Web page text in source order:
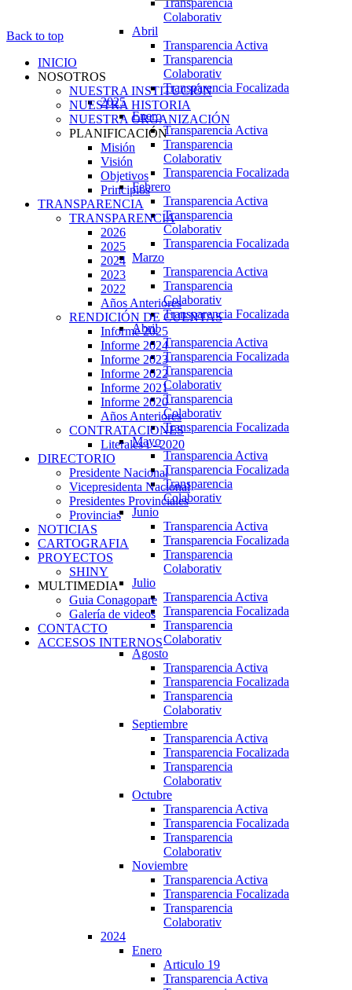
Transparencia
Colaborativ
Abril
Transparencia Activa
Transparencia
Colaborativ
Transparencia Focalizada
2025
Enero
Transparencia Activa
Transparencia
Colaborativ
Transparencia Focalizada
Febrero
Transparencia Activa
Transparencia
Colaborativ
Transparencia Focalizada
Marzo
Transparencia Activa
Transparencia
Colaborativ
Transparencia Focalizada
Abril
Transparencia Activa
Transparencia Focalizada
Transparencia
Colaborativ
Transparencia
Colaborativ
Transparencia Focalizada
Mayo
Transparencia Activa
Transparencia Focalizada
Transparencia
Colaborativ
Junio
Transparencia Activa
Transparencia Focalizada
Transparencia
Colaborativ
Julio
Transparencia Activa
Transparencia Focalizada
Transparencia
Colaborativ
Agosto
Transparencia Activa
Transparencia Focalizada
Transparencia
Colaborativ
Septiembre
Transparencia Activa
Transparencia Focalizada
Transparencia
Colaborativ
Octubre
Transparencia Activa
Transparencia Focalizada
Transparencia
Colaborativ
Noviembre
Transparencia Activa
Transparencia Focalizada
Transparencia
Colaborativ
2024
Enero
Articulo 19
Transparencia Activa
Back to top
INICIO
NOSOTROS
NUESTRA INSTITUCIÓN
NUESTRA HISTORIA
NUESTRA ORGANIZACIÓN
PLANIFICACIÓN
Misión
Visión
Objetivos
Principios
TRANSPARENCIA
TRANSPARENCIA
2026
2025
2024
2023
2022
Años Anteriores
RENDICIÓN DE CUENTAS
Informe 2025
Informe 2024
Informe 2023
Informe 2022
Informe 2021
Informe 2020
Años Anteriores
CONTRATACIONES
Literales i - 2020
DIRECTORIO
Presidente Nacional
Vicepresidenta Nacional
Presidentes Provinciales
Provincias
NOTICIAS
CARTOGRAFIA
PROYECTOS
SHINY
MULTIMEDIA
Guia Conagopare
Galería de videos
CONTACTO
ACCESOS INTERNOS